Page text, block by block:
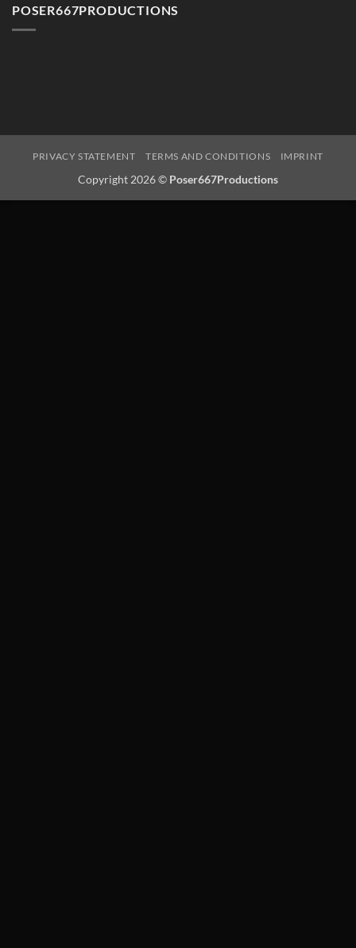
POSER667PRODUCTIONS
PRIVACY STATEMENT TERMS AND CONDITIONS IMPRINT
Copyright 2026 © Poser667Productions